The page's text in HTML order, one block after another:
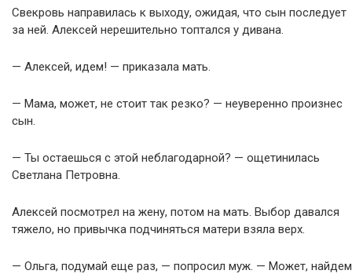
Свекровь направилась к выходу, ожидая, что сын последует
за ней. Алексей нерешительно топтался у дивана.
— Алексей, идем! — приказала мать.
— Мама, может, не стоит так резко? — неуверенно произнес
сын.
— Ты остаешься с этой неблагодарной? — ощетинилась
Светлана Петровна.
Алексей посмотрел на жену, потом на мать. Выбор давался
тяжело, но привычка подчиняться матери взяла верх.
— Ольга, подумай еще раз, — попросил муж. — Может, найдем